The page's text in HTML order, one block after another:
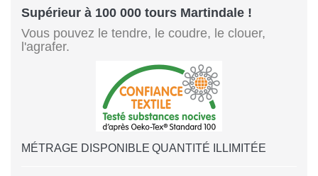
Supérieur à 100 000 tours Martindale !
Vous pouvez le tendre, le coudre, le clouer,
l'agrafer.
MÉTRAGE DISPONIBLE QUANTITÉ ILLIMITÉE